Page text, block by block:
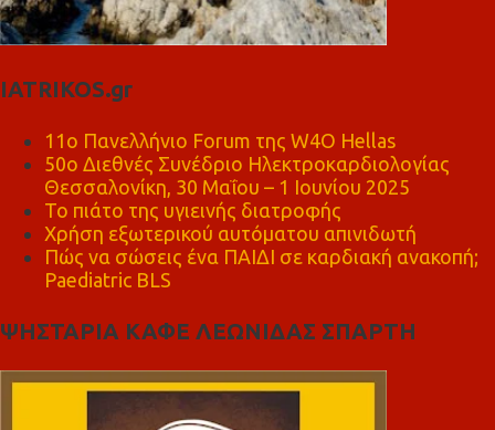
IATRIKOS.gr
11ο Πανελλήνιο Forum της W4O Hellas
50ο Διεθνές Συνέδριο Ηλεκτροκαρδιολογίας
Θεσσαλονίκη, 30 Μαΐου – 1 Ιουνίου 2025
Το πιάτο της υγιεινής διατροφής
Χρήση εξωτερικού αυτόματου απινιδωτή
Πώς να σώσεις ένα ΠΑΙΔΙ σε καρδιακή ανακοπή;
Paediatric BLS
ΨΗΣΤΑΡΙΑ ΚΑΦΕ ΛΕΩΝΙΔΑΣ ΣΠΑΡΤΗ